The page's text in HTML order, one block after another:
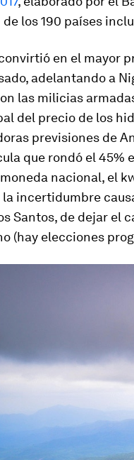
de los 190 países
en el mayor
adelantando a
las milicias
del precio de los
previsiones de
que rondó el 45%
nacional, el
incertidumbre
Santos, de dejar el
(hay elecciones